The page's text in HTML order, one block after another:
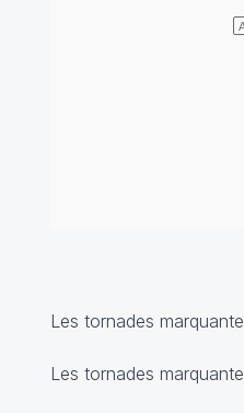
Les tornades
Les tornades